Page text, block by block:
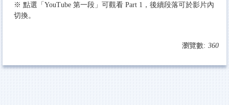
※ 點選「YouTube 第一段 」可觀看 Part 1，後續段落可於影片內
切換。
瀏覽數: 360